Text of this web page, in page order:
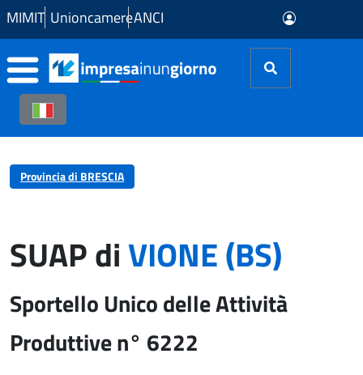
Skip to Main Content
MIMIT UnioncamereANCI
Provincia di BRESCIA
SUAP diVIONE (BS)
Sportello Unico delle Attività
Produttive n° 6222